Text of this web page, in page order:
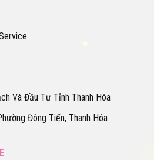
Và Đầu Tư Tỉnh Thanh Hóa
Đông Tiến, Thanh Hóa